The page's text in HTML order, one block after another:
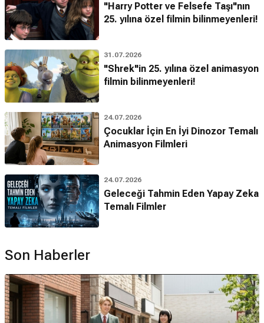
"Harry Potter ve Felsefe Taşı"nın
25. yılına özel filmin bilinmeyenleri!
31.07.2026
"Shrek"in 25. yılına özel animasyon
filmin bilinmeyenleri!
24.07.2026
Çocuklar İçin En İyi Dinozor Temalı
Animasyon Filmleri
24.07.2026
Geleceği Tahmin Eden Yapay Zeka
Temalı Filmler
Son Haberler